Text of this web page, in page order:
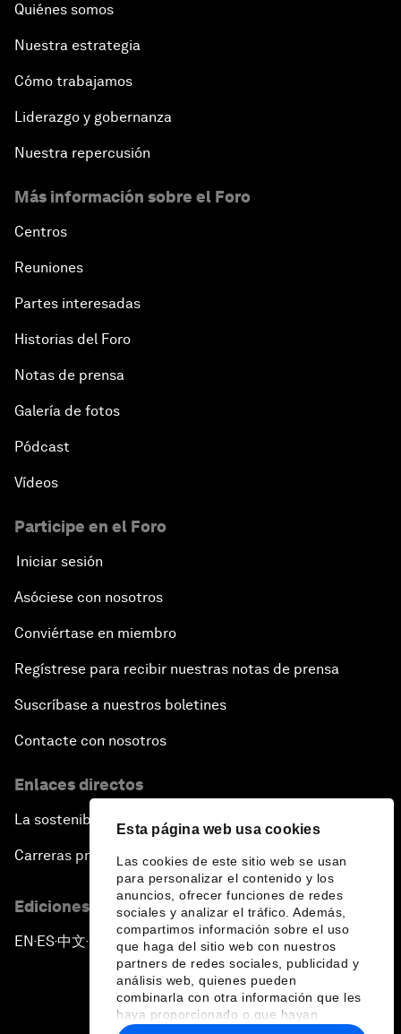
Esta página web usa cookies
Las cookies de este sitio web se usan
para personalizar el contenido y los
anuncios, ofrecer funciones de redes
sociales y analizar el tráfico. Además,
compartimos información sobre el uso
que haga del sitio web con nuestros
partners de redes sociales, publicidad y
análisis web, quienes pueden
combinarla con otra información que les
haya proporcionado o que hayan
Quiénes somos
Nuestra estrategia
Cómo trabajamos
Liderazgo y gobernanza
Nuestra repercusión
Más información sobre el Foro
Centros
Reuniones
Partes interesadas
Historias del Foro
Notas de prensa
Galería de fotos
Pódcast
Vídeos
Participe en el Foro
Iniciar sesión
Asóciese con nosotros
Conviértase en miembro
Regístrese para recibir nuestras notas de prensa
Suscríbase a nuestros boletines
Contacte con nosotros
Enlaces directos
La sostenibilidad en el Foro
Carreras profesionales
Ediciones en otros idiomas
EN ▪ ES▪中文▪ 日本語